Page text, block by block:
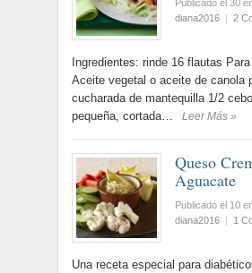
Publicado el 30
diana2016 | 2
Ingredientes: rinde 16 flautas
Aceite vegetal o aceite de canola
cucharada de mantequilla 1/2
pequeña, cortada…
Leer Más »
Queso
Aguacate
Publicado el 10
diana2016 | 1
Una receta especial para